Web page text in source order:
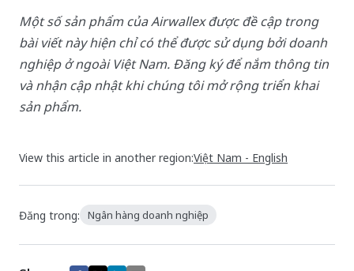
Một số sản phẩm của Airwallex được đề cập trong
bài viết này hiện chỉ có thể được sử dụng bởi doanh
nghiệp ở ngoài Việt Nam. Đăng ký để nắm thông tin
và nhận cập nhật khi chúng tôi mở rộng triển khai
sản phẩm.
View this article in another region:Việt Nam - English
Đăng trong: Ngân hàng doanh nghiệp